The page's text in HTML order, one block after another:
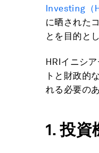
Investing（
に晒された
とを目的と
HRIイニシ
トと財政的
れる必要の
1. 投